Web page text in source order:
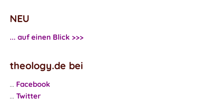
NEU
... auf einen Blick >>>
theology.de bei
... Facebook
... Twitter